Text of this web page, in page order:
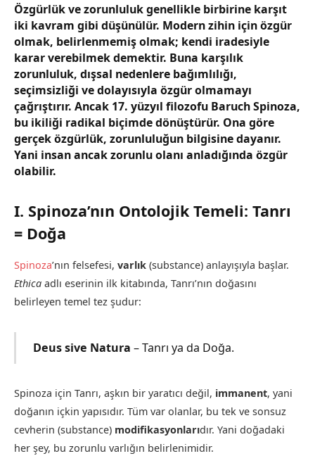
Özgürlük ve zorunluluk genellikle birbirine karşıt
iki kavram gibi düşünülür. Modern zihin için özgür
olmak, belirlenmemiş olmak; kendi iradesiyle
karar verebilmek demektir. Buna karşılık
zorunluluk, dışsal nedenlere bağımlılığı,
seçimsizliği ve dolayısıyla özgür olmamayı
çağrıştırır. Ancak 17. yüzyıl filozofu Baruch Spinoza,
bu ikiliği radikal biçimde dönüştürür. Ona göre
gerçek özgürlük, zorunluluğun bilgisine dayanır.
Yani insan ancak zorunlu olanı anladığında özgür
olabilir.
I. Spinoza’nın Ontolojik Temeli: Tanrı
= Doğa
Spinoza’nın felsefesi, varlık (substance) anlayışıyla başlar.
Ethica adlı eserinin ilk kitabında, Tanrı’nın doğasını
belirleyen temel tez şudur:
Deus sive Natura – Tanrı ya da Doğa.
Spinoza için Tanrı, aşkın bir yaratıcı değil, immanent, yani
doğanın içkin yapısıdır. Tüm var olanlar, bu tek ve sonsuz
cevherin (substance) modifikasyonlarıdır. Yani doğadaki
her şey, bu zorunlu varlığın belirlenimidir.